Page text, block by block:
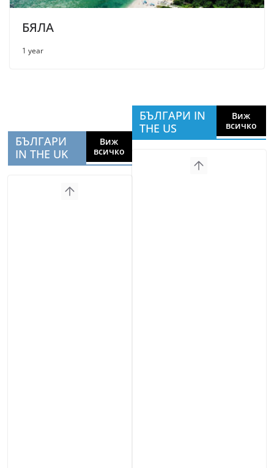
БЯЛА
1 year
БЪЛГАРИ
IN THE UK
Виж
всичко
БЪЛГАРИ IN
THE US
Виж
всичко